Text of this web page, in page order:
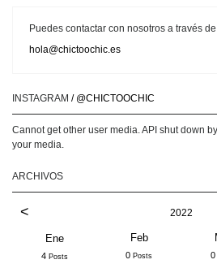
Puedes contactar con nosotros a través
hola@chictoochic.es
INSTAGRAM / @CHICTOOCHIC
Cannot get other user media. API shut down
your media.
ARCHIVOS
< 2022
Ene
4 Posts
Feb
0 Posts 0